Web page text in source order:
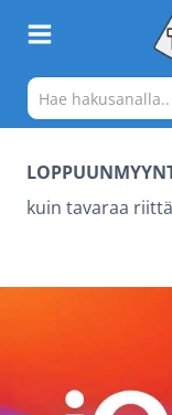
sisältöön
kuin tavaraa